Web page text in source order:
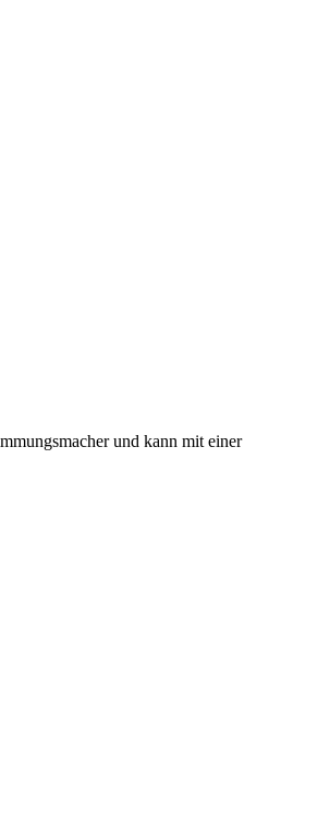
und kann mit einer